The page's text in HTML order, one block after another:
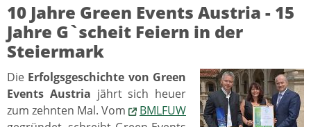
10 Jahre Green Events Austria - 15
Jahre G`scheit Feiern in der
Steiermark
Die Erfolgsgeschichte von Green
Events Austria jährt sich heuer
zum zehnten Mal. Vom
BMLFUW